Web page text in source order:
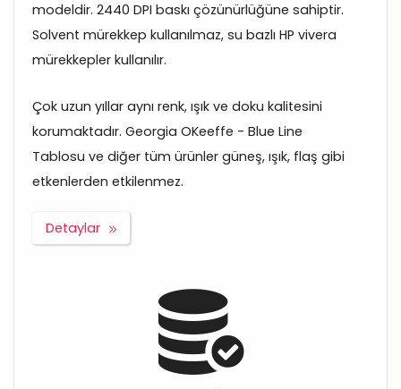
modeldir. 2440 DPI baskı çözünürlüğüne sahiptir.
Solvent mürekkep kullanılmaz, su bazlı HP vivera
mürekkepler kullanılır.
Çok uzun yıllar aynı renk, ışık ve doku kalitesini
korumaktadır. Georgia OKeeffe - Blue Line
Tablosu ve diğer tüm ürünler güneş, ışık, flaş gibi
etkenlerden etkilenmez.
Detaylar